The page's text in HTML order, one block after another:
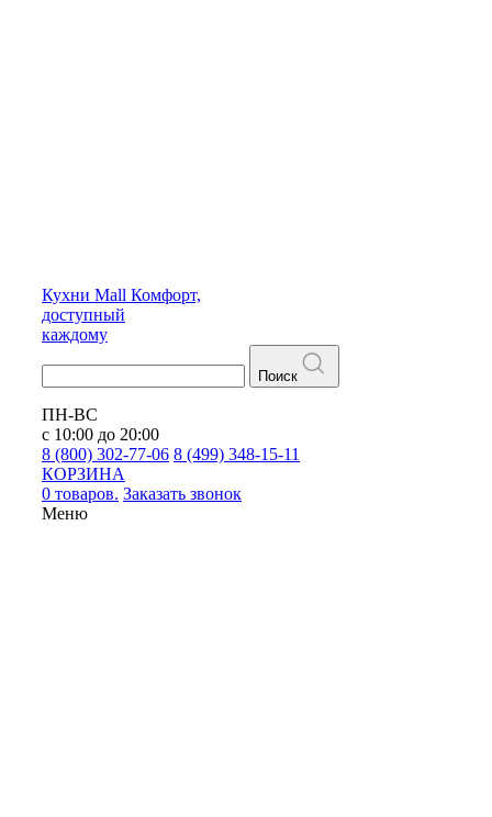
Кухни Mall Комфорт,
доступный
каждому
Поиск
ПН-ВС
с 10:00 до 20:00
8 (800) 302-77-06 8 (499) 348-15-11
КОРЗИНА
0 товаров. Заказать звонок
Меню